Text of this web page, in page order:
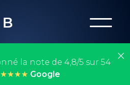
la note de 4,8/5 sur 54
Google